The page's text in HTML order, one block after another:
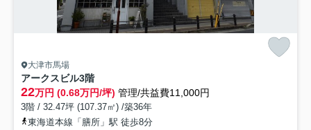
大津市馬場
アークスビル3階
22万円 (0.68万円/坪) 管理/共益費11,000円
3階 / 32.47坪 (107.37㎡) /築36年
東海道本線「膳所」駅 徒歩8分